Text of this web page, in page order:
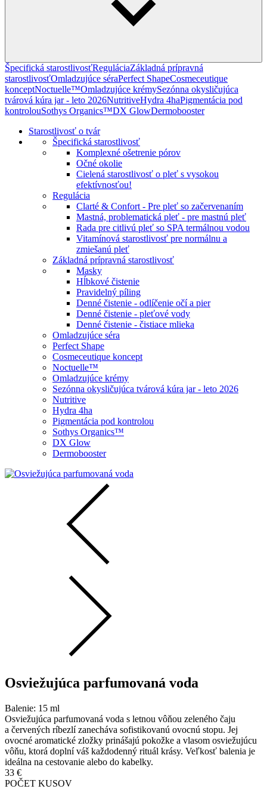
Špecifická starostlivosťReguláciaZákladná prípravná
starostlivosťOmladzujúce séraPerfect ShapeCosmeceutique
konceptNoctuelle™Omladzujúce krémySezónna okysličujúca
tvárová kúra jar - leto 2026NutritiveHydra 4haPigmentácia pod
kontrolouSothys Organics™DX GlowDermobooster
Starostlivosť o tvár
Špecifická starostlivosť
Komplexné ošetrenie pórov
Očné okolie
Cielená starostlivosť o pleť s vysokou
efektívnosťou!
Regulácia
Clarté & Confort - Pre pleť so začervenaním
Mastná, problematická pleť - pre mastnú pleť
Rada pre citlivú pleť so SPA termálnou vodou
Vitamínová starostlivosť pre normálnu a
zmiešanú pleť
Základná prípravná starostlivosť
Masky
Hĺbkové čistenie
Pravidelný píling
Denné čistenie - odlíčenie očí a pier
Denné čistenie - pleťové vody
Denné čistenie - čistiace mlieka
Omladzujúce séra
Perfect Shape
Cosmeceutique koncept
Noctuelle™
Omladzujúce krémy
Sezónna okysličujúca tvárová kúra jar - leto 2026
Nutritive
Hydra 4ha
Pigmentácia pod kontrolou
Sothys Organics™
DX Glow
Dermobooster
Osviežujúca parfumovaná voda
Balenie: 15 ml
Osviežujúca parfumovaná voda s letnou vôňou zeleného čaju
a červených ríbezlí zanecháva sofistikovanú ovocnú stopu. Jej
ovocné aromatické zložky prinášajú pokožke a vlasom osviežujúcu
vôňu, ktorá doplní váš každodenný rituál krásy. Veľkosť balenia je
ideálna na cestovanie alebo do kabelky.
33 €
POČET KUSOV